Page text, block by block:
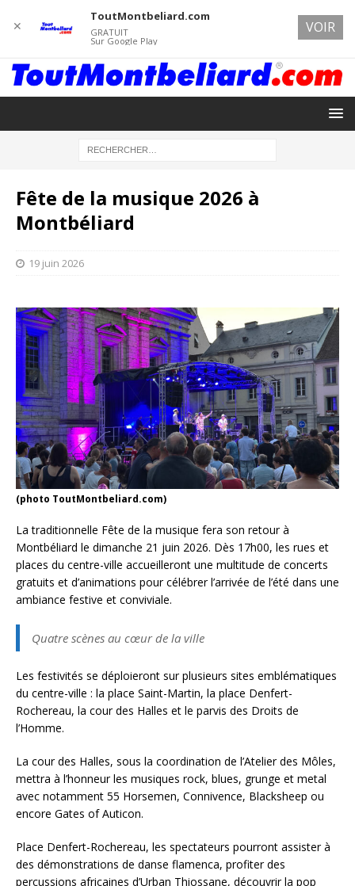
Fête de la musique 2026 à
Montbéliard
19 juin 2026
(photo ToutMontbeliard.com)
La traditionnelle Fête de la musique fera son retour à
Montbéliard le dimanche 21 juin 2026. Dès 17h00, les rues et
places du centre-ville accueilleront une multitude de concerts
gratuits et d’animations pour célébrer l’arrivée de l’été dans une
ambiance festive et conviviale.
Quatre scènes au cœur de la ville
Les festivités se déploieront sur plusieurs sites emblématiques
du centre-ville : la place Saint-Martin, la place Denfert-
Rochereau, la cour des Halles et le parvis des Droits de
l’Homme.
La cour des Halles, sous la coordination de l’Atelier des Môles,
mettra à l’honneur les musiques rock, blues, grunge et metal
avec notamment 55 Horsemen, Connivence, Blacksheep ou
encore Gates of Auticon.
Place Denfert-Rochereau, les spectateurs pourront assister à
des démonstrations de danse flamenca, profiter des
percussions africaines d’Urban Thiossane, découvrir la pop
✕
ToutMontbeliard.com
GRATUIT
Sur Google Play
VOIR